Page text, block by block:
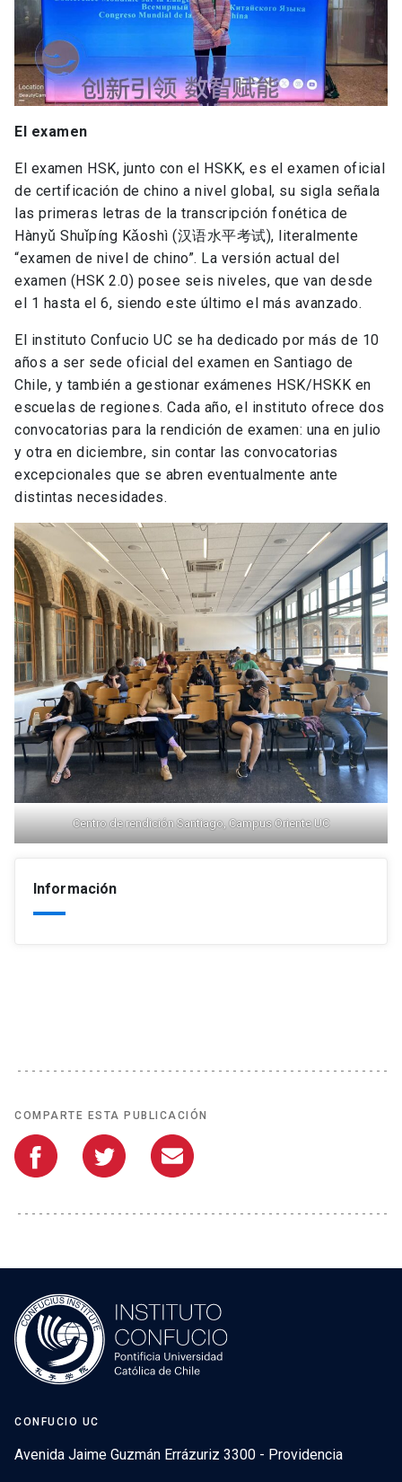
El examen
El examen HSK, junto con el HSKK, es el examen oficial
de certificación de chino a nivel global, su sigla señala
las primeras letras de la transcripción fonética de
Hànyǔ Shuǐpíng Kǎoshì (汉语水平考试), literalmente
“examen de nivel de chino”. La versión actual del
examen (HSK 2.0) posee seis niveles, que van desde
el 1 hasta el 6, siendo este último el más avanzado.
El instituto Confucio UC se ha dedicado por más de 10
años a ser sede oficial del examen en Santiago de
Chile, y también a gestionar exámenes HSK/HSKK en
escuelas de regiones. Cada año, el instituto ofrece dos
convocatorias para la rendición de examen: una en julio
y otra en diciembre, sin contar las convocatorias
excepcionales que se abren eventualmente ante
distintas necesidades.
Centro de rendición Santiago, Campus Oriente UC
Información
COMPARTE ESTA PUBLICACIÓN
CONFUCIO UC
Avenida Jaime Guzmán Errázuriz 3300 - Providencia